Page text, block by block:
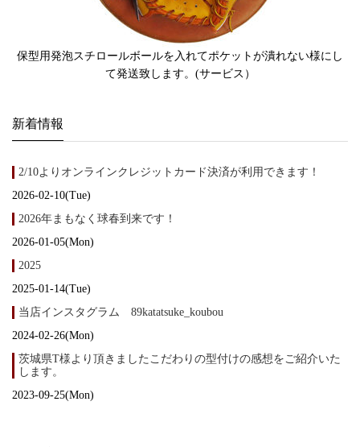
保型用発泡スチロールボールを入れてポケットが潰れない様にし
て発送致します。(サービス）
新着情報
2/10よりオンラインクレジットカード決済が利用できます！
2026-02-10(Tue)
2026年まもなく球春到来です！
2026-01-05(Mon)
2025
2025-01-14(Tue)
当店インスタグラム 89katatsuke_koubou
2024-02-26(Mon)
茨城県T様より頂きましたこだわりの型付けの感想をご紹介いた
します。
2023-09-25(Mon)